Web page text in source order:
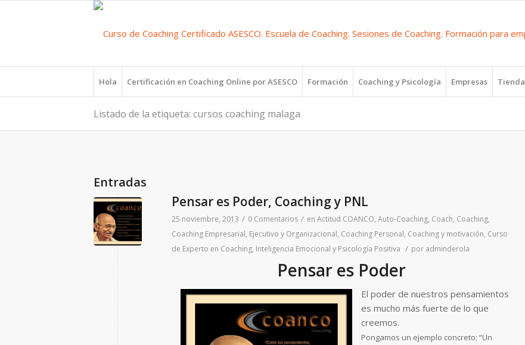
Hola Certificación en Coaching Online por ASESCO Formación Coaching y Psicología Empresas Tienda
Listado de la etiqueta: cursos coaching malaga
Entradas
Pensar es Poder, Coaching y PNL
25 noviembre, 2013 / 0 Comentarios / en Actitud COANCO, Auto-Coaching, Coach, Coaching,
Coaching Empresarial, Ejecutivo y Organizacional, Coaching Personal, Coaching y motivación, Curso
de Experto en Coaching, Inteligencia Emocional y Psicología Positiva / por adminderola
Pensar es Poder
El poder de nuestros pensamientos
es mucho más fuerte de lo que
creemos.
Pongamos un ejemplo concreto; “Un